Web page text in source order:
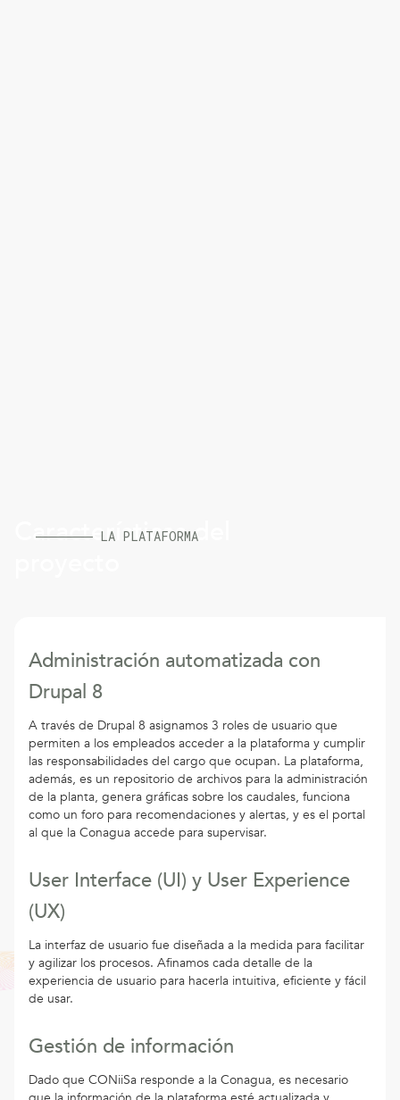
Características del
LA PLATAFORMA
Administración automatizada con
Drupal 8
A través de Drupal 8 asignamos 3 roles de usuario que
permiten a los empleados acceder a la plataforma y cumplir
las responsabilidades del cargo que ocupan. La plataforma,
además, es un repositorio de archivos para la administración
de la planta, genera gráficas sobre los caudales, funciona
como un foro para recomendaciones y alertas, y es el portal
al que la Conagua accede para supervisar.
User Interface (UI) y User Experience
(UX)
La interfaz de usuario fue diseñada a la medida para facilitar
y agilizar los procesos. Afinamos cada detalle de la
experiencia de usuario para hacerla intuitiva, eficiente y fácil
de usar.
Gestión de información
Dado que CONiiSa responde a la Conagua, es necesario